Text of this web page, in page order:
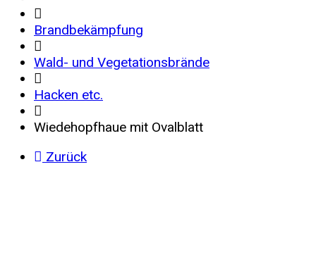
Brandbekämpfung
Wald- und Vegetationsbrände
Hacken etc.
Wiedehopfhaue mit Ovalblatt
Zurück